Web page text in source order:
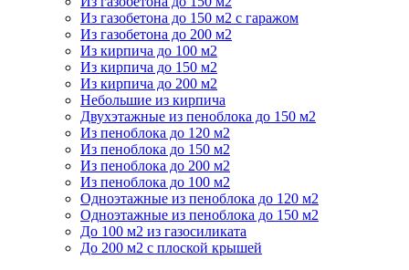
Из газобетона до 150 м2 с гаражом
Из газобетона до 200 м2
Из кирпича до 100 м2
Из кирпича до 150 м2
Из кирпича до 200 м2
Небольшие из кирпича
Двухэтажные из пеноблока до 150 м2
Из пеноблока до 120 м2
Из пеноблока до 150 м2
Из пеноблока до 200 м2
Из пеноблока до 100 м2
Одноэтажные из пеноблока до 120 м2
Одноэтажные из пеноблока до 150 м2
До 100 м2 из газосиликата
До 200 м2 с плоской крышей